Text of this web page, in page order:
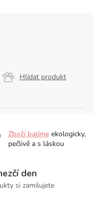
Hlídat produkt
Zboží balíme ekologicky,
pečlivě a s láskou
den
si zamilujete